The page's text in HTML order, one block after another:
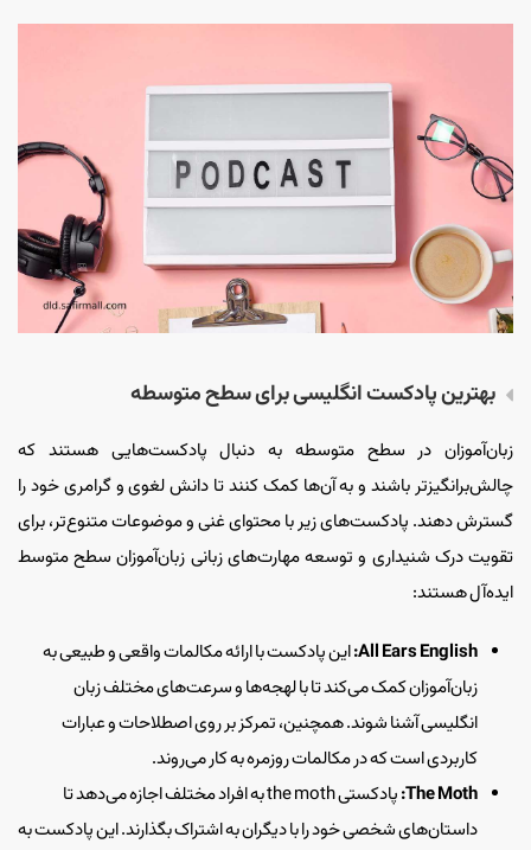
بهترین پادکست انگلیسی برای‌ سطح متوسطه
زبان‌آموزان در سطح متوسطه به دنبال پادکست‌هایی هستند که
چالش‌برانگیزتر باشند و به آن‌ها کمک کنند تا دانش لغوی و گرامری خود را
گسترش دهند. پادکست‌های زیر با محتوای غنی‌ و موضوعات متنوع‌تر، برای
تقویت درک شنیداری و توسعه مهارت‌های زبانی زبان‌آموزان سطح متوسط
ایده‌آل هستند:
All Ears English: این پادکست با ارائه مکالمات واقعی و طبیعی به
زبان‌آموزان کمک می‌کند تا با لهجه‌ها و سرعت‌های مختلف زبان
انگلیسی آشنا شوند. همچنین، تمرکز بر روی اصطلاحات و عبارات
کاربردی است که در مکالمات روزمره به کار می‌روند.
The Moth:
پادکستی the moth به افراد مختلف اجازه می‌دهد تا
داستان‌های شخصی خود را با دیگران به اشتراک بگذارند. این پادکست به